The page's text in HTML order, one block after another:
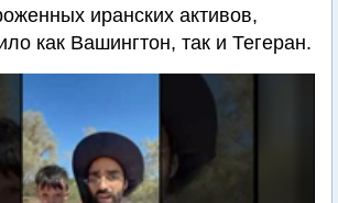
иранских активов,
как Вашингтон, так и Тегеран.